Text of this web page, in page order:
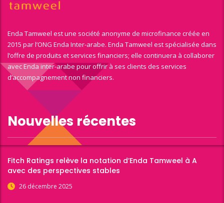
Enda Tamweel est une société anonyme de microfinance créée en
2015 par l’ONG Enda Inter-arabe. Enda Tamweel est spécialisée dans
l’offre de produits et services financiers; elle continuera à collaborer
avec Enda inter-arabe pour offrir à ses clients des services
d’accompagnement non financiers.
Nouvelles récentes
Fitch Ratings relève la notation d’Enda Tamweel à A
avec des perspectives stables
26 décembre 2025